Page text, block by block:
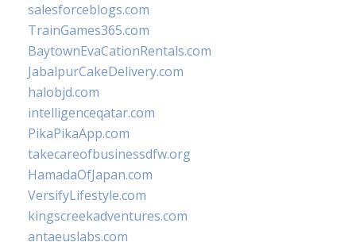
salesforceblogs.com
TrainGames365.com
BaytownEvaCationRentals.com
JabalpurCakeDelivery.com
halobjd.com
intelligenceqatar.com
PikaPikaApp.com
takecareofbusinessdfw.org
HamadaOfJapan.com
VersifyLifestyle.com
kingscreekadventures.com
antaeuslabs.com